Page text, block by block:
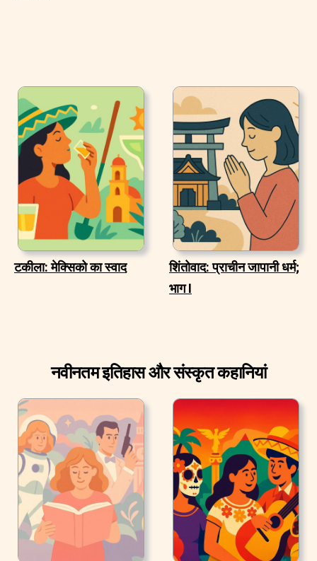
टकीला: मेक्सिको का स्वाद
शिंतोवाद: प्राचीन जापानी धर्म;
भाग I
नवीनतम इतिहास और संस्कृत कहानियां